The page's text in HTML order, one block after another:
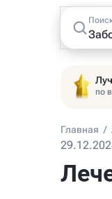
по
Главная /